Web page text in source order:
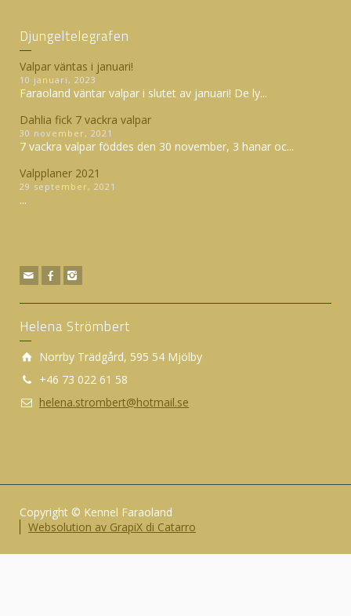
Djungeltelegrafen
Valpar väntas i januari!
10 januari, 2023
Faraoland väntar valpar i slutet av januari! De ly...
Dahlia fick 7 vackra valpar
30 november, 2021
7 vackra valpar föddes den 30 november, 3 hanar oc...
Valpplaner 2021
29 september, 2021
...
Helena Strömbert
Norrby Trädgård, 595 54 Mjölby
+46 73 022 61 58
helena.strombert@hotmail.se
Copyright © Kennel Faraoland
Websolution av GrapiX di Catarro